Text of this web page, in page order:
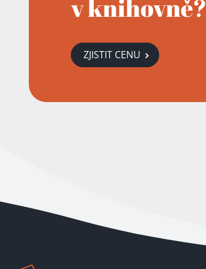
v knihovně?
ZJISTIT CENU